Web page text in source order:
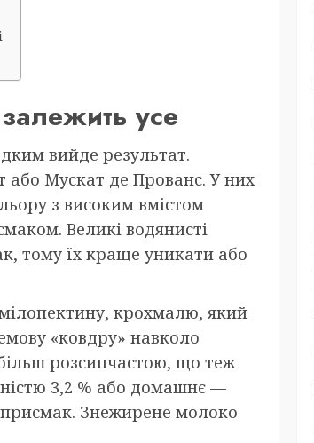
усе
вийде результат.
або Мускат де Прованс. У них
з високим вмістом
Великі водянисті
тому їх краще уникати або
крохмалю, який
«ковдру» навколо
розсипчастою, що теж
3,2 % або домашнє —
Знежирене молоко